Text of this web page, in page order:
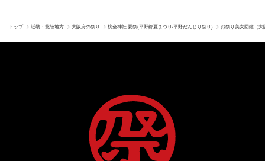
トップ 近畿・北陸地方 大阪府の祭り 杭全神社 夏祭(平野郷夏まつり/平野だんじり祭り) お祭り美女図鑑（